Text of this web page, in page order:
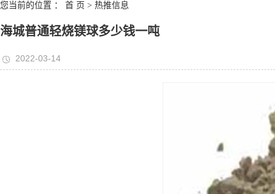
您当前的位置 ： 首 页 > 热推信息
海城普通轻烧镁球多少钱一吨
2022-03-14